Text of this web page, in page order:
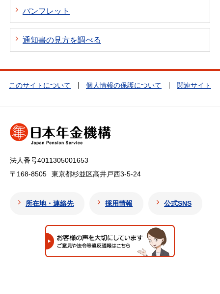
パンフレット
通知書の見方を調べる
このサイトについて 個人情報の保護について 関連サイト
法人番号4011305001653
〒168-8505
東京都杉並区高井戸西3-5-24
所在地・連絡先 採用情報 公式SNS